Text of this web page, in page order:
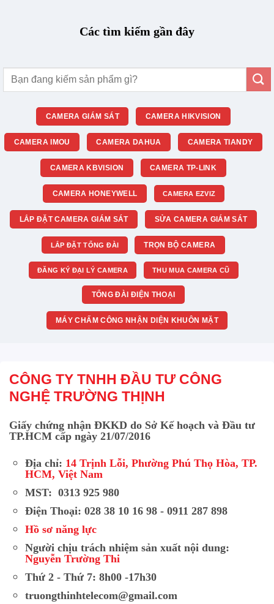
Các tìm kiếm gần đây
Tìm
kiếm:
CAMERA GIÁM SÁT CAMERA HIKVISION
CAMERA IMOU CAMERA DAHUA CAMERA TIANDY
CAMERA KBVISION CAMERA TP-LINK
CAMERA HONEYWELL CAMERA EZVIZ
LẮP ĐẶT CAMERA GIÁM SÁT SỬA CAMERA GIÁM SÁT
LẮP ĐẶT TỔNG ĐÀI TRỌN BỘ CAMERA
ĐĂNG KÝ ĐẠI LÝ CAMERA THU MUA CAMERA CŨ
TỔNG ĐÀI ĐIỆN THOẠI
MÁY CHẤM CÔNG NHẬN DIỆN KHUÔN MẶT
CÔNG TY TNHH ĐẦU TƯ CÔNG
NGHỆ TRƯỜNG THỊNH
Giấy chứng nhận ĐKKD do Sở Kế hoạch và Đầu tư
TP.HCM cấp ngày 21/07/2016
Địa chỉ: 14 Trịnh Lỗi, Phường Phú Thọ Hòa, TP.
HCM, Việt Nam
MST: 0313 925 980
Điện Thoại: 028 38 10 16 98 - 0911 287 898
Hồ sơ năng lực
Người chịu trách nhiệm sản xuất nội dung:
Nguyễn Trường Thi
Thứ 2 - Thứ 7: 8h00 -17h30
truongthinhtelecom@gmail.com